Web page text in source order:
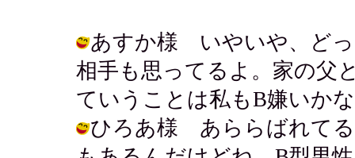
あすか様 いやいや、ど
相手も思ってるよ。家の父
ていうことは私もB嫌いか
ひろあ様 あららばれてる